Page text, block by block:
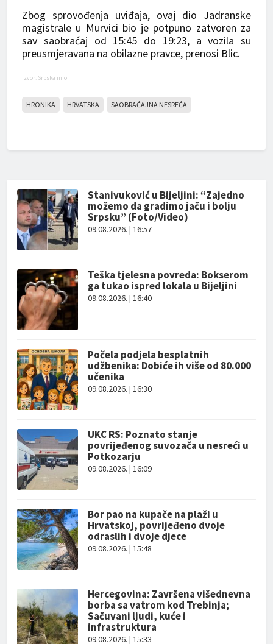
Zbog sprovođenja uviđaja, ovaj dio Jadranske
magistrale u Murvici bio je potpuno zatvoren za
sav saobraćaj od 15:45 do 19:23, a vozila su
preusmjeravana na obilazne pravce, prenosi Blic.
Izvor: Srpska info
HRONIKA HRVATSKA SAOBRAĆAJNA NESREĆA
Stanivuković u Bijeljini: “Zajedno
možemo da gradimo jaču i bolju
Srpsku” (Foto/Video)
09.08.2026. | 16:57
Teška tjelesna povreda: Bokserom
ga tukao ispred lokala u Bijeljini
09.08.2026. | 16:40
Počela podjela besplatnih
udžbenika: Dobiće ih više od 80.000
učenika
09.08.2026. | 16:30
UKC RS: Poznato stanje
povrijeđenog suvozača u nesreći u
Potkozarju
09.08.2026. | 16:09
Bor pao na kupače na plaži u
Hrvatskoj, povrijeđeno dvoje
odraslih i dvoje djece
09.08.2026. | 15:48
Hercegovina: Završena višednevna
borba sa vatrom kod Trebinja;
Sačuvani ljudi, kuće i
infrastruktura
09.08.2026. | 15:33